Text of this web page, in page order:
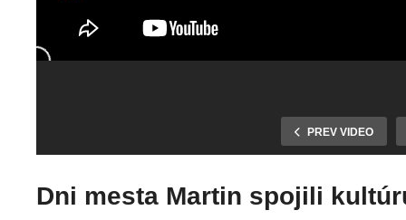
PREV VIDEO
Oceňovanie
Karnevalový
spojil generácie
priniesol do
Dni mesta Martin spojili